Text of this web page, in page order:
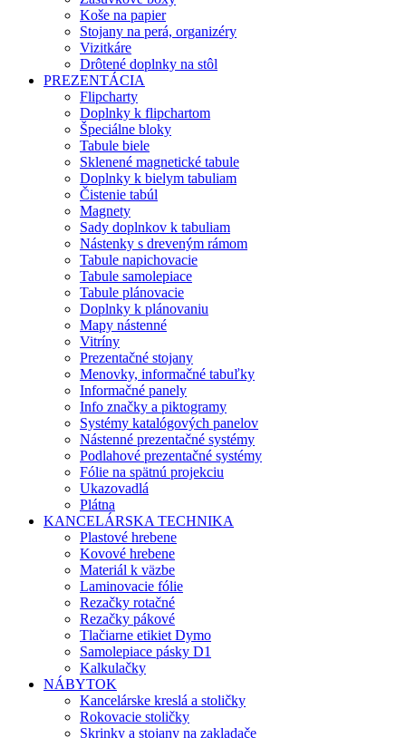
Koše na papier
Stojany na perá, organizéry
Vizitkáre
Drôtené doplnky na stôl
PREZENTÁCIA
Flipcharty
Doplnky k flipchartom
Špeciálne bloky
Tabule biele
Sklenené magnetické tabule
Doplnky k bielym tabuliam
Čistenie tabúl
Magnety
Sady doplnkov k tabuliam
Nástenky s dreveným rámom
Tabule napichovacie
Tabule samolepiace
Tabule plánovacie
Doplnky k plánovaniu
Mapy nástenné
Vitríny
Prezentačné stojany
Menovky, informačné tabuľky
Informačné panely
Info značky a piktogramy
Systémy katalógových panelov
Nástenné prezentačné systémy
Podlahové prezentačné systémy
Fólie na spätnú projekciu
Ukazovadlá
Plátna
KANCELÁRSKA TECHNIKA
Plastové hrebene
Kovové hrebene
Materiál k väzbe
Laminovacie fólie
Rezačky rotačné
Rezačky pákové
Tlačiarne etikiet Dymo
Samolepiace pásky D1
Kalkulačky
NÁBYTOK
Kancelárske kreslá a stoličky
Rokovacie stoličky
Skrinky a stojany na zakladače